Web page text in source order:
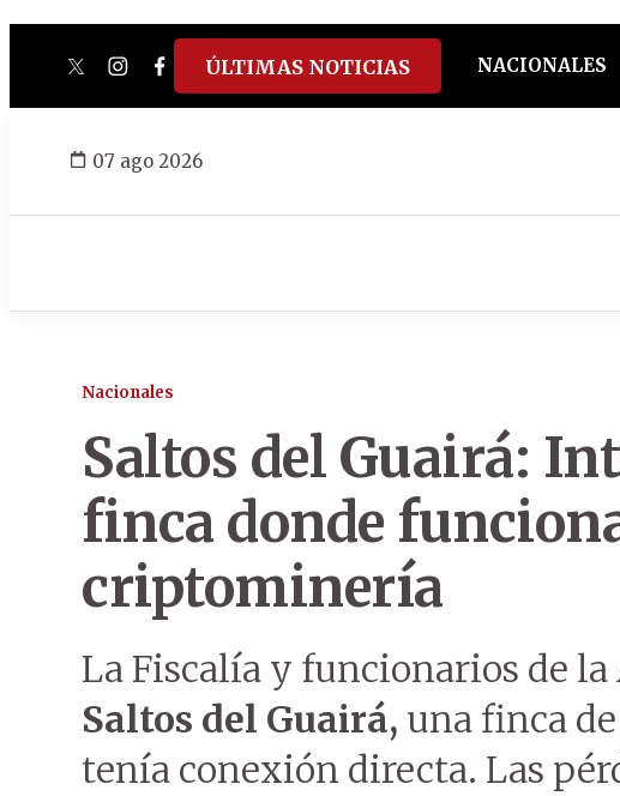
twitterinstagram
facebook
tiktokyoutube
spotify
ÚLTIMAS NOTICIAS NACIONALES
07 ago 2026
Nacionales
Saltos del Guairá:
finca donde
criptominería
La Fiscalía y funcionarios de
Saltos del Guairá, una finca de
tenía conexión directa. Las